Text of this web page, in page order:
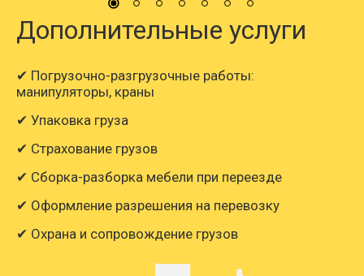
Дополнительные услуги
✔ Погрузочно-разгрузочные работы:
манипуляторы, краны
✔ Упаковка груза
✔ Страхование грузов
✔ Сборка-разборка мебели при переезде
✔ Оформление разрешения на перевозку
✔ Охрана и сопровождение грузов